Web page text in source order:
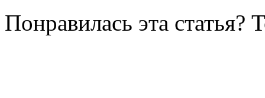
Понравилась эта статья?